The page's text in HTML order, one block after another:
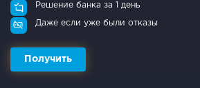
Решение банка за 1 день
Даже если уже были отказы
Получить